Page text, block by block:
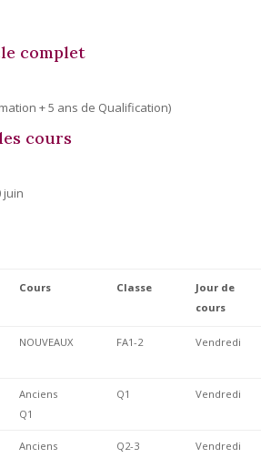
complet
+ 5 ans de Qualification)
cours
juin
Cours Classe
Jour de
cours
NOUVEAUX FA1-2 Vendredi
Anciens
Q1
Q1 Vendredi
Anciens
Q2-3 Vendredi